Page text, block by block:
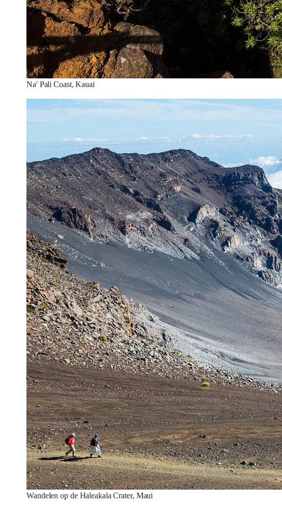
Na' Pali Coast, Kauai
Wandelen op de Haleakala Crater, Maui